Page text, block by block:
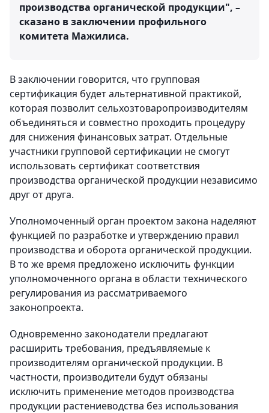
производства органической продукции", –
сказано в заключении профильного
комитета Мажилиса.
В заключении говорится, что групповая
сертификация будет альтернативной практикой,
которая позволит сельхозтоваропроизводителям
объединяться и совместно проходить процедуру
для снижения финансовых затрат. Отдельные
участники групповой сертификации не смогут
использовать сертификат соответствия
производства органической продукции независимо
друг от друга.
Уполномоченный орган проектом закона наделяют
функцией по разработке и утверждению правил
производства и оборота органической продукции.
В то же время предложено исключить функции
уполномоченного органа в области технического
регулирования из рассматриваемого
законопроекта.
Одновременно законодатели предлагают
расширить требования, предъявляемые к
производителям органической продукции. В
частности, производители будут обязаны
исключить применение методов производства
продукции растениеводства без использования